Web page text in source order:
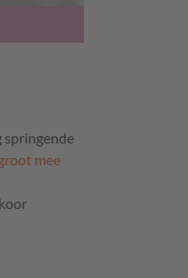
springende
mee